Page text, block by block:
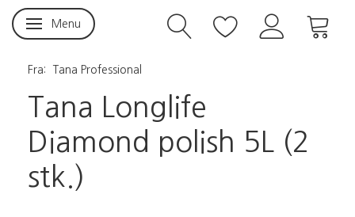
Skifte navigation
Menu
Fra: Tana Professional
Tana Longlife
Diamond polish 5L (2
stk.)